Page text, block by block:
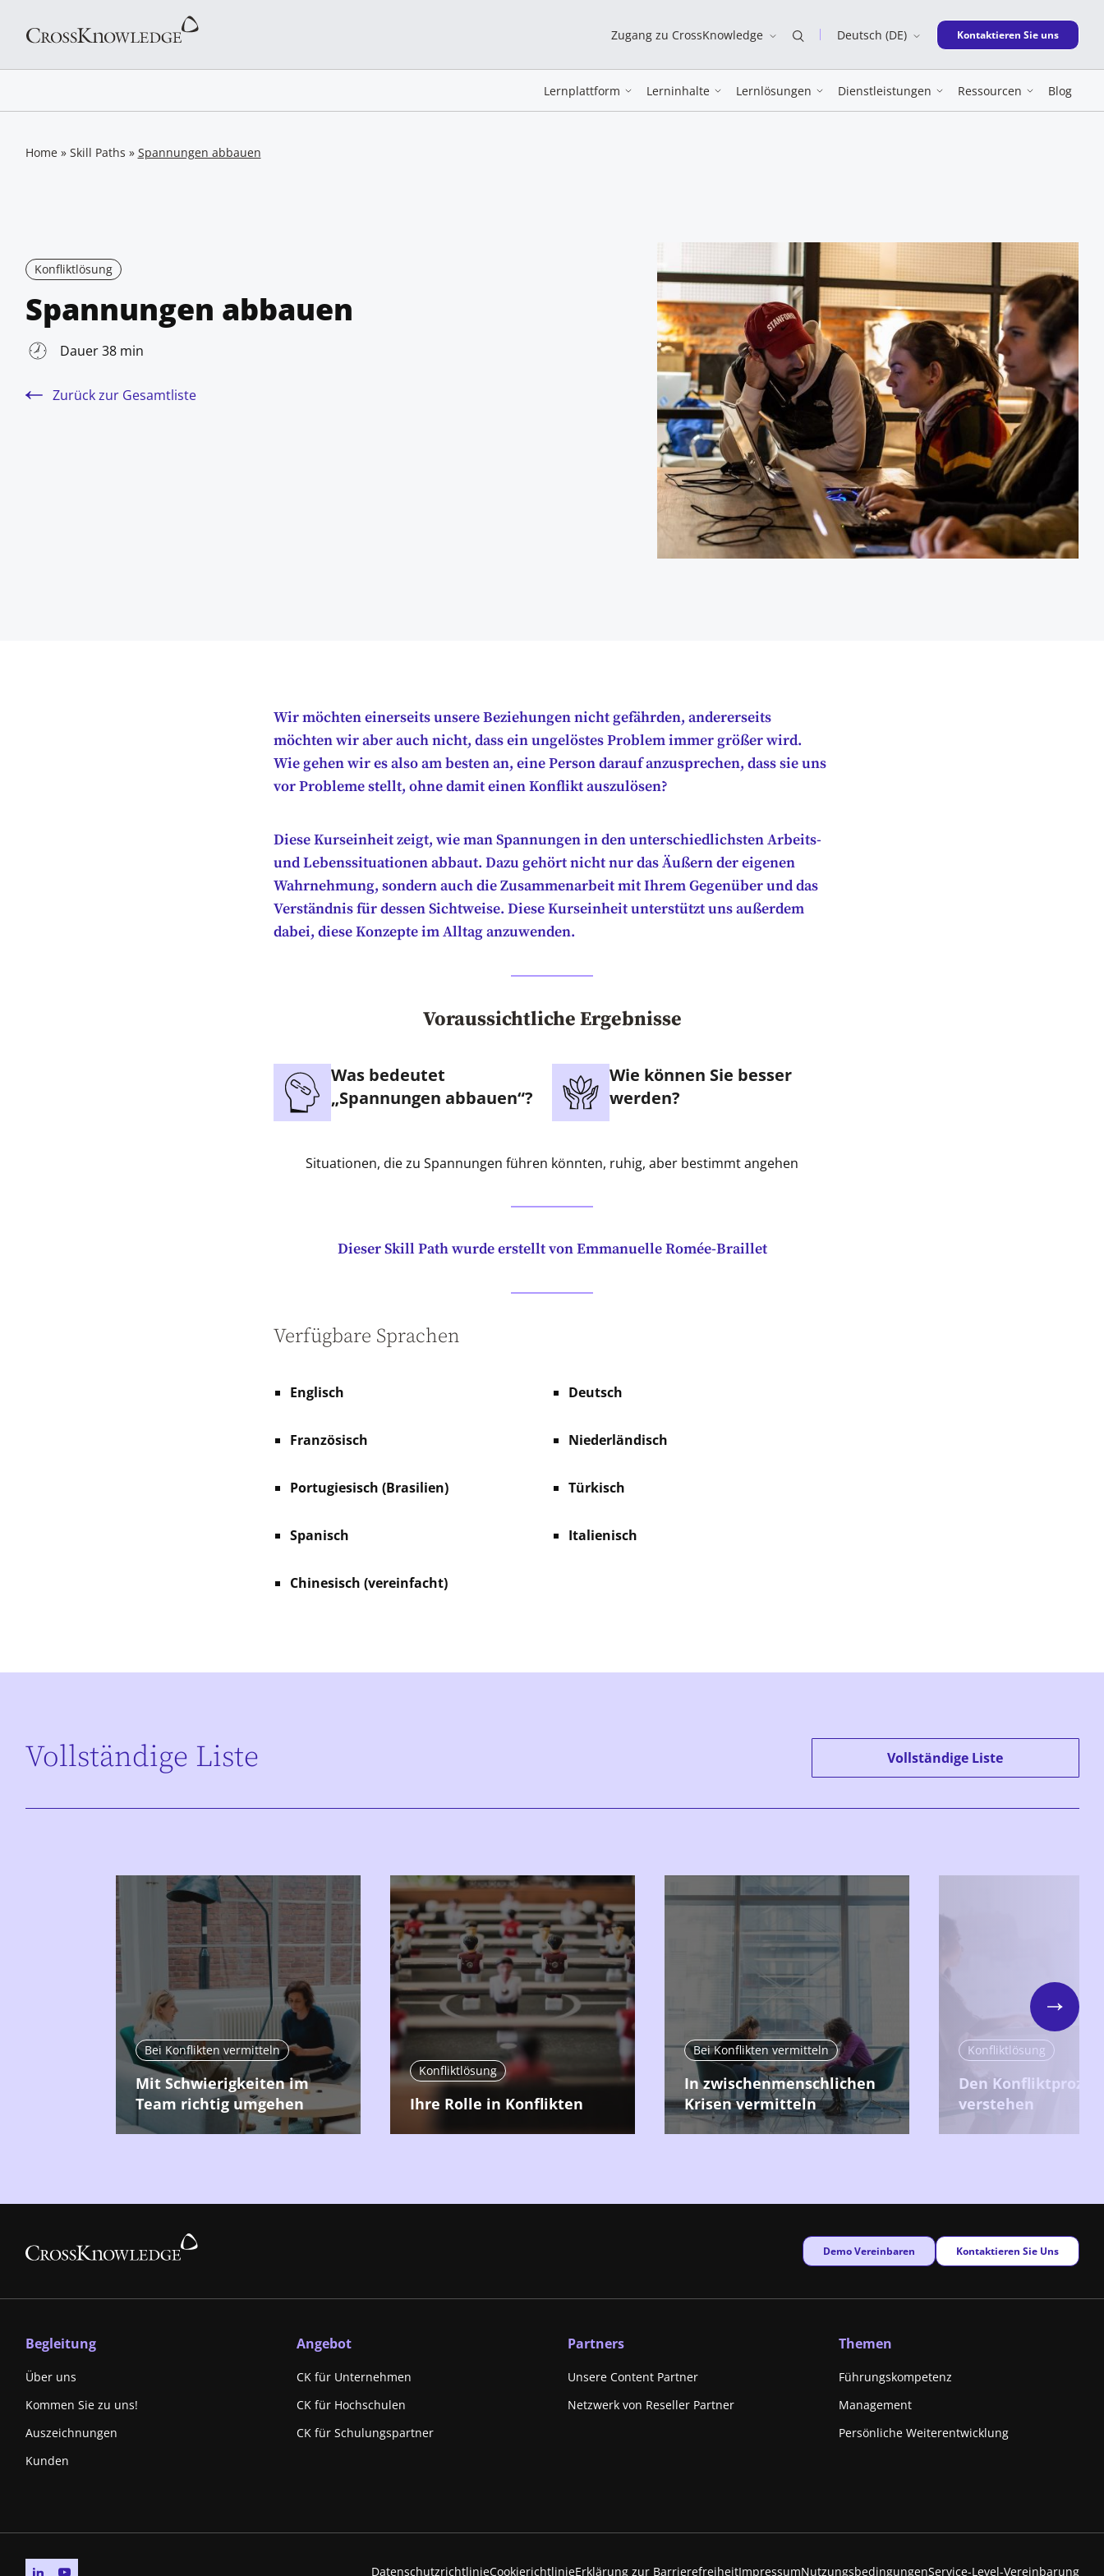
Zugang zu CrossKnowledge Deutsch (DE) New window
Kontaktieren Sie uns
Lernplattform Lerninhalte Lernlösungen Dienstleistungen Ressourcen Blog
Home» Skill Paths » Spannungen abbauen
Konfliktlösung
Spannungen abbauen
Dauer 38 min
Zurück zur Gesamtliste
Wir möchten einerseits unsere Beziehungen nicht gefährden, andererseits
möchten wir aber auch nicht, dass ein ungelöstes Problem immer größer wird.
Wie gehen wir es also am besten an, eine Person darauf anzusprechen, dass sie uns
vor Probleme stellt, ohne damit einen Konflikt auszulösen?
Diese Kurseinheit zeigt, wie man Spannungen in den unterschiedlichsten Arbeits-
und Lebenssituationen abbaut. Dazu gehört nicht nur das Äußern der eigenen
Wahrnehmung, sondern auch die Zusammenarbeit mit Ihrem Gegenüber und das
Verständnis für dessen Sichtweise. Diese Kurseinheit unterstützt uns außerdem
dabei, diese Konzepte im Alltag anzuwenden.
Voraussichtliche Ergebnisse
Was bedeutet
„Spannungen abbauen“?
Wie können Sie besser
werden?
Situationen, die zu Spannungen führen könnten, ruhig, aber bestimmt angehen
Dieser Skill Path wurde erstellt von Emmanuelle Romée-Braillet
Verfügbare Sprachen
Englisch
Französisch
Portugiesisch (Brasilien)
Spanisch
Chinesisch (vereinfacht)
Deutsch
Niederländisch
Türkisch
Italienisch
Vollständige Liste Vollständige Liste
Bei Konflikten vermitteln
Mit Schwierigkeiten im
Team richtig umgehen
Konfliktlösung
Ihre Rolle in Konflikten
Bei Konflikten vermitteln
In zwischenmenschlichen
Krisen vermitteln
Konfliktlösung
Den
verstehen
Next
New window
Demo Vereinbaren New window
Kontaktieren Sie Uns
Begleitung
Über uns
Kommen Sie zu uns!
Auszeichnungen
Kunden
Angebot
CK für Unternehmen
CK für Hochschulen
CK für Schulungspartner
Partners
Unsere Content Partner
Netzwerk von Reseller Partner
Themen
Führungskompetenz
Management
Persönliche Weiterentwicklung
DatenschutzrichtlinieCookierichtlinieErklärung zur BarrierefreiheitImpressumNutzungsbedingungenNew window
Service-Level-Vereinbarung